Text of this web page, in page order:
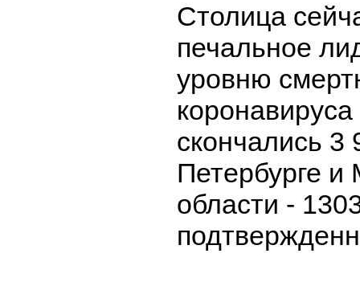
Столица
печальное
уровню
скончались 3
Петербурге и
области -